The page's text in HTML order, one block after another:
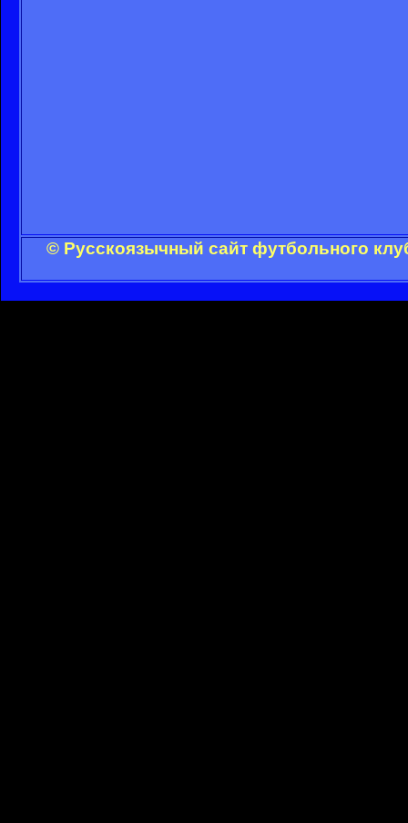
© Русскоязычный сайт футбольного